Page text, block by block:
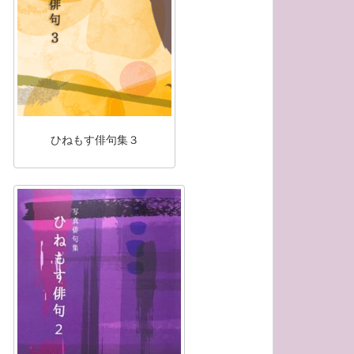
ひねもす俳句集３